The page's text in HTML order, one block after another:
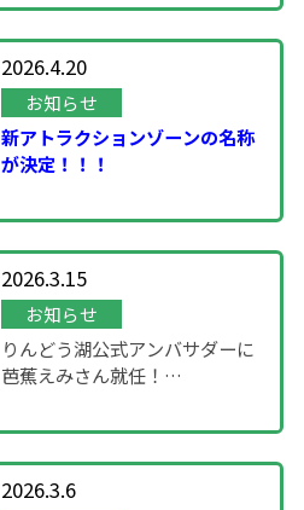
2026.4.20
お知らせ
新アトラクションゾーンの名称
が決定！！！
2026.3.15
お知らせ
りんどう湖公式アンバサダーに
芭蕉えみさん就任！
2026.3.6